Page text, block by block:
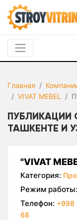
Главная
VIVAT MEBEL
ПУБЛИКАЦИИ
ТАШКЕНТЕ И
"VIVAT
Категория:
Режим работы:
Телефон: +998
68